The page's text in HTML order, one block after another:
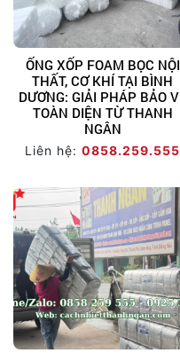
ỐNG XỐP FOAM BỌC NỘI
THẤT, CƠ KHÍ TẠI BÌNH
DƯƠNG: GIẢI PHÁP BẢO
TOÀN DIỆN TỪ THANH
NGÂN
Liên hệ:0858.259.555